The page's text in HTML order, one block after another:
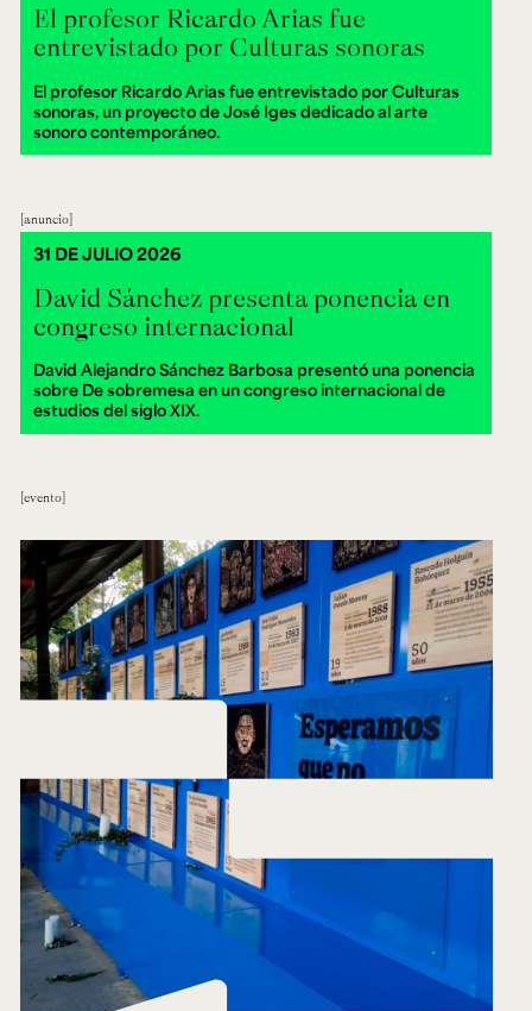
El profesor Ricardo Arias fue
entrevistado por Culturas sonoras
El profesor Ricardo Arias fue entrevistado por Culturas
sonoras, un proyecto de José Iges dedicado al arte
sonoro contemporáneo.
anuncio
David Sánchez presenta ponencia en
congreso internacional
David Alejandro Sánchez Barbosa presentó una ponencia
sobre De sobremesa en un congreso internacional de
estudios del siglo XIX.
31 DE JULIO 2026
evento